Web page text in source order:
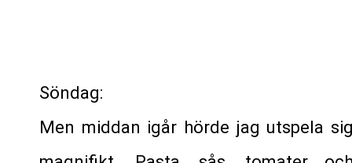
Söndag:
Men middan igår hörde jag utspela